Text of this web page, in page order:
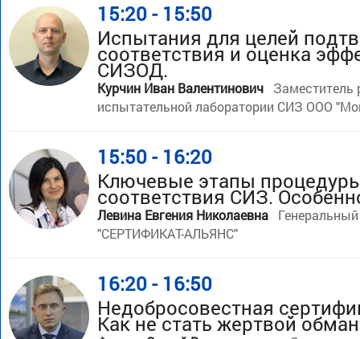
15:20 - 15:50
Испытания для целей
соответствия и оценка
СИЗОД.
Курчин Иван Валентинович
Заместитель
испытательной лаборатории СИЗ ООО
15:50 - 16:20
Ключевые этапы
соответствия СИЗ.
Левина Евгения Николаевна
"СЕРТИФИКАТ-АЛЬЯНС"
16:20 - 16:50
Недобросовестная
Как не стать жертвой